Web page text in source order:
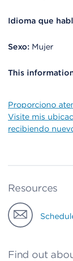
Idioma que
Sexo: Mujer
This
Proporciono
Visite mis
recibiendo
Resources
Find out